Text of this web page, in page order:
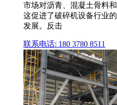
市场对沥青、混凝土骨料
这促进了破碎机设备行业
发展。反击
联系电话: 180 3780 8511